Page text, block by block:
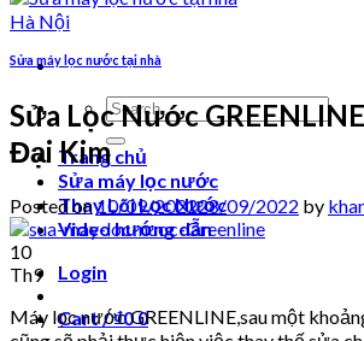
Search
for:
Trang chủ
Sửa máy lọc nước
Thay Lõi Lọc Nước
Video hướng dẫn
Login
Cart /₫00
Sửa máy lọc nước tại nhà
Sửa Lọc Nước
Đại Kim
Posted on10/09/202228/09/2022 by
10
Th9
Máy lọc nước GREENLINE,sau một